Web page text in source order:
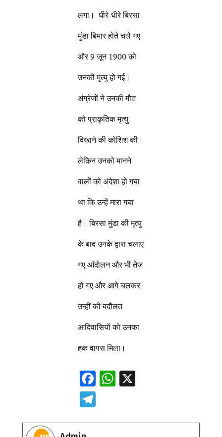
लगा। धीरे-धीरे बिरसा
मुंडा बिमार होते चले गए
और 9 जून 1900 को
उनकी मृत्यु हो गई।
अंग्रेजों ने उनकी मौत
को प्राकृतिक मृत्यु
दिखाने की कोशिश की।
लेकिन उनको मानने
वालों को अंदेशा हो गया
था कि उन्हें मारा गया
है। बिरसा मुंडा की मृत्यु
के बाद उनके द्वारा चलाए
गए आंदोलन और भी तेज
हो गए और आगे चलकर
उन्हीं की बदौलत
आदिवासियों को उनका
हक वापस मिला।
F
b
W
s